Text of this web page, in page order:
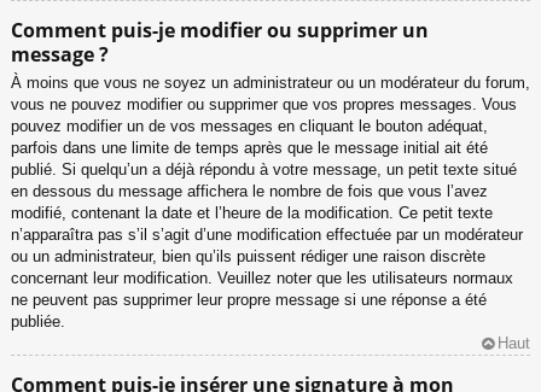
Comment puis-je modifier ou supprimer un
message ?
À moins que vous ne soyez un administrateur ou un modérateur du forum,
vous ne pouvez modifier ou supprimer que vos propres messages. Vous
pouvez modifier un de vos messages en cliquant le bouton adéquat,
parfois dans une limite de temps après que le message initial ait été
publié. Si quelqu’un a déjà répondu à votre message, un petit texte situé
en dessous du message affichera le nombre de fois que vous l’avez
modifié, contenant la date et l’heure de la modification. Ce petit texte
n’apparaîtra pas s’il s’agit d’une modification effectuée par un modérateur
ou un administrateur, bien qu’ils puissent rédiger une raison discrète
concernant leur modification. Veuillez noter que les utilisateurs normaux
ne peuvent pas supprimer leur propre message si une réponse a été
publiée.
Haut
Comment puis-je insérer une signature à mon